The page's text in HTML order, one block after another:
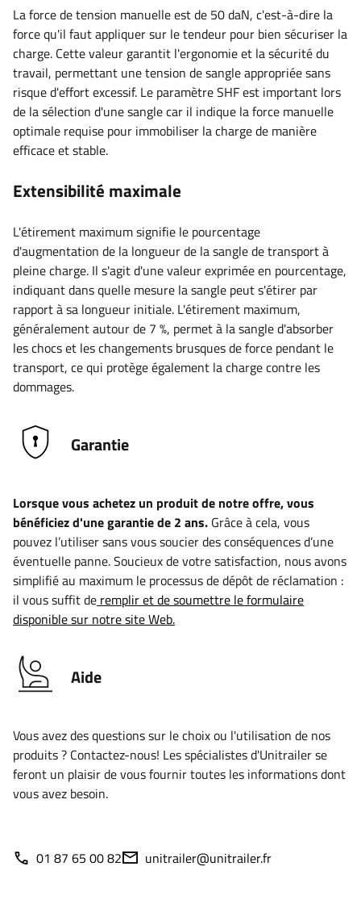
La force de tension manuelle est de 50 daN, c'est-à-dire la
force qu'il faut appliquer sur le tendeur pour bien sécuriser la
charge. Cette valeur garantit l'ergonomie et la sécurité du
travail, permettant une tension de sangle appropriée sans
risque d'effort excessif. Le paramètre SHF est important lors
de la sélection d'une sangle car il indique la force manuelle
optimale requise pour immobiliser la charge de manière
efficace et stable.
Extensibilité maximale
L'étirement maximum signifie le pourcentage
d'augmentation de la longueur de la sangle de transport à
pleine charge. Il s'agit d'une valeur exprimée en pourcentage,
indiquant dans quelle mesure la sangle peut s'étirer par
rapport à sa longueur initiale. L'étirement maximum,
généralement autour de 7 %, permet à la sangle d'absorber
les chocs et les changements brusques de force pendant le
transport, ce qui protège également la charge contre les
dommages.
Garantie
Lorsque vous achetez un produit de notre offre, vous
bénéficiez d'une garantie de 2 ans. Grâce à cela, vous
pouvez l’utiliser sans vous soucier des conséquences d’une
éventuelle panne. Soucieux de votre satisfaction, nous avons
simplifié au maximum le processus de dépôt de réclamation :
il vous suffit de remplir et de soumettre le formulaire
disponible sur notre site Web.
Aide
Vous avez des questions sur le choix ou l'utilisation de nos
produits ? Contactez-nous! Les spécialistes d'Unitrailer se
feront un plaisir de vous fournir toutes les informations dont
vous avez besoin.
01 87 65 00 82 unitrailer@unitrailer.fr